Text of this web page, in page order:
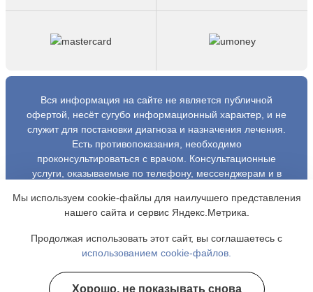
Вся информация на сайте не является публичной
офертой, несёт сугубо информационный характер, и не
служит для постановки диагноза и назначения лечения.
Есть противопоказания, необходимо
проконсультироваться с врачом. Консультационные
услуги, оказываемые по телефону, мессенджерам и в
характер и не являются медицинскими услугами.
Оставаясь на сайте вы соглашаетесь на использование
Copyright © 2026 Рецепт свободы. Все права
защищены.
Мы используем cookie-файлы для наилучшего представления
нашего сайта и сервис Яндекс.Метрика.
Продолжая использовать этот сайт, вы соглашаетесь с
использованием cookie-файлов.
Хорошо, не показывать снова